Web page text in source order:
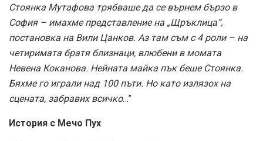
Стоянка Мутафова трябваше да се върнем бързо в
София – имахме представление на „Щръклица”,
постановка на Вили Цанков. Аз там съм с 4 роли – на
четиримата братя близнаци, влюбени в момата
Невена Коканова. Нейната майка пък беше Стоянка.
Бяхме го играли над 100 пъти. Но като излязох на
сцената, забравих всичко…”
История с Мечо Пух